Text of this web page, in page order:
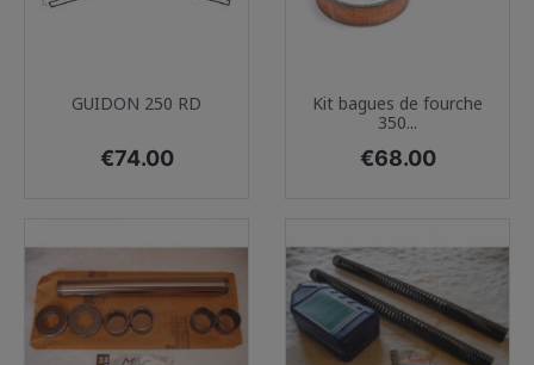
GUIDON 250 RD
Price
€74.00
Kit bagues de fourche
350...
Price
€68.00